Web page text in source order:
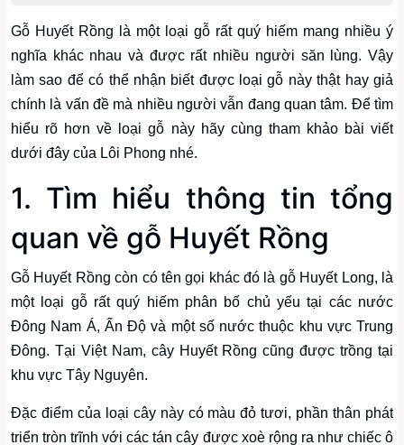
Gỗ Huyết Rồng là một loại gỗ rất quý hiếm mang nhiều ý
nghĩa khác nhau và được rất nhiều người săn lùng. Vậy
làm sao để có thể nhận biết được loại gỗ này thật hay giả
chính là vấn đề mà nhiều người vẫn đang quan tâm. Để tìm
hiểu rõ hơn về loại gỗ này hãy cùng tham khảo bài viết
dưới đây của Lôi Phong nhé.
1. Tìm hiểu thông tin tổng
quan về gỗ Huyết Rồng
Gỗ Huyết Rồng còn có tên gọi khác đó là gỗ Huyết Long, là
một loại gỗ rất quý hiếm phân bố chủ yếu tại các nước
Đông Nam Á, Ấn Độ và một số nước thuộc khu vực Trung
Đông. Tại Việt Nam, cây Huyết Rồng cũng được trồng tại
khu vực Tây Nguyên.
Đặc điểm của loại cây này có màu đỏ tươi, phần thân phát
triển tròn trĩnh với các tán cây được xoè rộng ra như chiếc ô